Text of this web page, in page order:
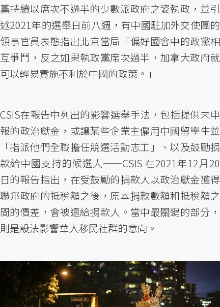
黨持續以席次不過半的少數派政府之姿執政，並引
述2021年的選舉日前八週，有中國駐加外交使團的
領事官員表態指出北京當局「偏好國會中的政黨相
互爭鬥，反之如果執政黨席次過半，加拿大政府就
可以輕易實施不利於中國的政策。」
CSIS在報告中列出的影響選舉手法，包括提供未申
報的政治獻金，或讓某些企業主僱用中國留學生並
「指派他們全職擔任競選活動志工」、以及鼓勵捐
款給中國支持的候選人——CSIS 在2021年12月20
日的報告指出，在受鼓勵的捐款人以政治獻金獲得
聯邦政府的抵稅額之後，原本捐款數額和抵稅額之
間的價差，會被還給捐款人。當中最關鍵的部分，
則是設法影響華人移民社群的意向。